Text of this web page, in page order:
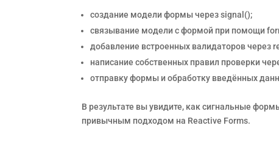
создание модели формы через signal();
связывание модели с формой при помощи
добавление встроенных валидаторов через
написание собственных правил проверки
отправку формы и обработку введённых
В результате вы увидите, как сигнальные
привычным подходом на Reactive Forms.